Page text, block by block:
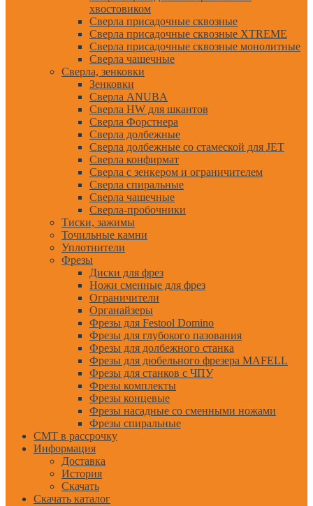
хвостовиком
Сверла присадочные сквозные
Сверла присадочные сквозные XTREME
Сверла присадочные сквозные монолитные
Сверла чашечные
Сверла, зенковки
Зенковки
Сверла ANUBA
Сверла HW для шкантов
Сверла Форстнера
Сверла долбежные
Сверла долбежные со стамеской для JET
Сверла конфирмат
Сверла с зенкером и ограничителем
Сверла спиральные
Сверла чашечные
Сверла-пробочники
Тиски, зажимы
Точильные камни
Уплотнители
Фрезы
Диски для фрез
Ножи сменные для фрез
Ограничители
Органайзеры
Фрезы для Festool Domino
Фрезы для глубокого пазования
Фрезы для долбежного станка
Фрезы для дюбельного фрезера MAFELL
Фрезы для станков с ЧПУ
Фрезы комплекты
Фрезы концевые
Фрезы насадные со сменными ножами
Фрезы спиральные
CMT в рассрочку
Информация
Доставка
История
Скачать
Скачать каталог